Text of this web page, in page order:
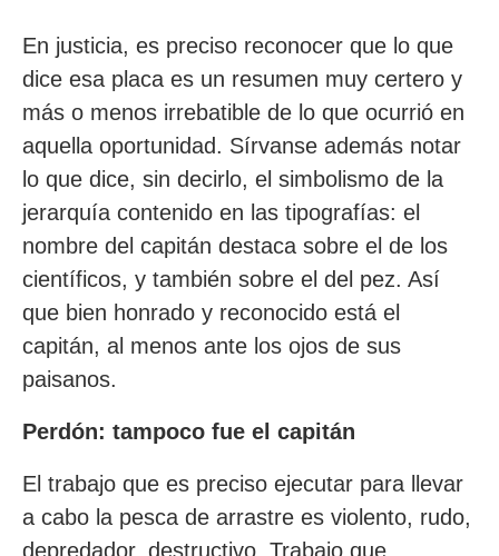
En justicia, es preciso reconocer que lo que
dice esa placa es un resumen muy certero y
más o menos irrebatible de lo que ocurrió en
aquella oportunidad. Sírvanse además notar
lo que dice, sin decirlo, el simbolismo de la
jerarquía contenido en las tipografías: el
nombre del capitán destaca sobre el de los
científicos, y también sobre el del pez. Así
que bien honrado y reconocido está el
capitán, al menos ante los ojos de sus
paisanos.
Perdón: tampoco fue el capitán
El trabajo que es preciso ejecutar para llevar
a cabo la pesca de arrastre es violento, rudo,
depredador, destructivo. Trabajo que